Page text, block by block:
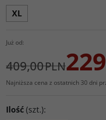
XL
Już od:
409,00PLN
Najniższa cena z ostatnich 30 dni
Ilość(szt.):